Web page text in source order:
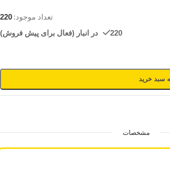
تعداد موجود: 220
220 در انبار (فعال برای پیش فروش)
سبد خرید
مشخصات